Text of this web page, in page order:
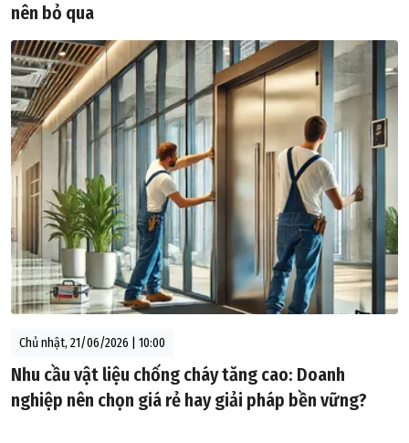
nên bỏ qua
Chủ nhật, 21/06/2026 | 10:00
Nhu cầu vật liệu chống cháy tăng cao: Doanh
nghiệp nên chọn giá rẻ hay giải pháp bền vững?